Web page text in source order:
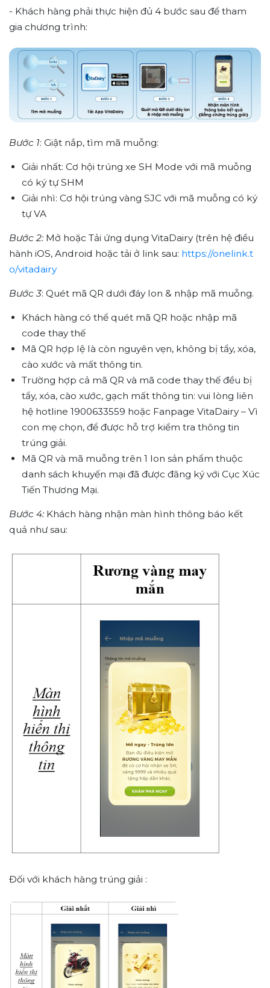
- Khách hàng phải thực hiện đủ 4 bước sau để tham
gia chương trình:
Bước 1: Giật nắp, tìm mã muỗng:
Giải nhất: Cơ hội trúng xe SH Mode với mã muỗng
có ký tự SHM
Giải nhì: Cơ hội trúng vàng SJC với mã muỗng có ký
tự VA
Bước 2: Mở hoặc Tải ứng dụng VitaDairy (trên hệ điều
hành iOS, Android hoặc tải ở link sau: https://onelink.t
o/vitadairy
Bước 3: Quét mã QR dưới đáy lon & nhập mã muỗng.
Khách hàng có thể quét mã QR hoặc nhập mã
code thay thế
Mã QR hợp lệ là còn nguyên vẹn, không bị tẩy, xóa,
cào xước và mất thông tin.
Trường hợp cả mã QR và mã code thay thế đều bị
tẩy, xóa, cào xước, gạch mất thông tin: vui lòng liên
hệ hotline 1900633559 hoặc Fanpage VitaDairy – Vì
con mẹ chọn, để được hỗ trợ kiểm tra thông tin
trúng giải.
Mã QR và mã muỗng trên 1 lon sản phẩm thuộc
danh sách khuyến mại đã được đăng ký với Cục Xúc
Tiến Thương Mại.
Bước 4: Khách hàng nhận màn hình thông báo kết
quả như sau:
Đối với khách hàng trúng giải :